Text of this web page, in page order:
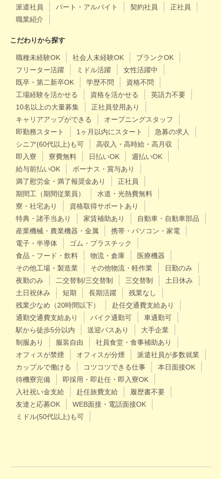
派遣社員 パート・アルバイト 契約社員
正社員
職業紹介
こだわりから探す
職種未経験OK 社会人未経験OK
ブランクOK
フリーター活躍
ミドル活躍
女性活躍中
既卒・第二新卒OK
学歴不問
資格不問
工場経験を活かせる
資格を活かせる
英語力不要
10名以上の大量募集
正社員登用あり
キャリアアップができる
オープニングスタッフ
即勤務スタート
1ヶ月以内にスタート
急募の求人
シニア(60代以上)も可
高収入・高時給・高月収
即入寮
寮費無料 日払いOK
週払いOK
給与前払いOK
ボーナス・賞与あり
満了慰労金・満了報奨金あり
正社員
期間工（期間従業員）
水道・光熱費無料
寮・社宅あり
資格取得サポートあり
特典・諸手当あり
家賃補助あり
自動車・自動車部品
産業機械・農業機器・金属
携帯・パソコン・家電
電子・半導体
ゴム・プラスチック
食品・フード・飲料
物流・倉庫
医療機器
その他工場・製造業
その他物流・軽作業
日勤のみ
夜勤のみ
二交替制/三交替制 三交替制
土日休み
土日祝休み
短期 長期活躍
残業なし
残業少なめ（20時間以下）
赴任交通費支給あり
通勤交通費支給あり
バイク通勤可
車通勤可
駅から徒歩5分以内
送迎バスあり
大手企業
制服あり
服装自由
社員食堂・食事補助あり
オフィスが禁煙
オフィスが分煙
派遣社員が多数就業
カップルで働ける
コツコツできる仕事
本日面接OK
待機寮完備
即採用・即赴任・即入寮OK
入社祝い金支給
赴任旅費支給
履歴書不要
友達と応募OK
WEB面接・電話面接OK
ミドル(50代以上)も可